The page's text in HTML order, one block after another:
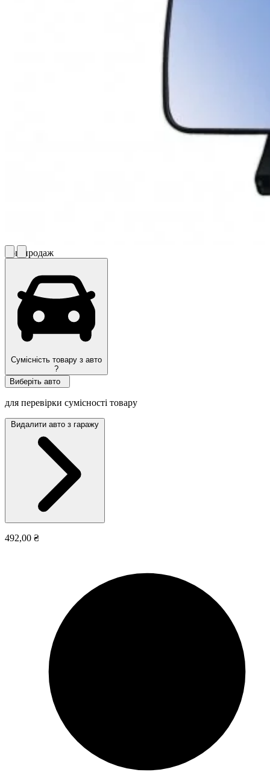
Топ продаж
Сумісність товару з авто
?
Виберіть авто
для перевірки сумісності товару
Видалити авто з гаражу
492,00 ₴